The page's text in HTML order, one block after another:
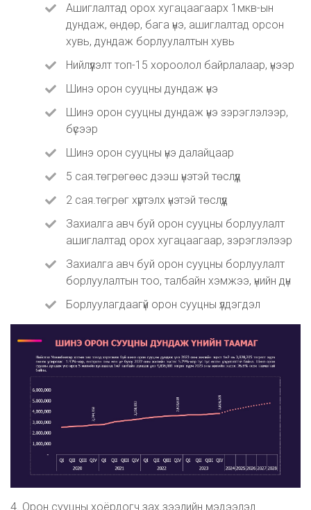
Ашиглалтад орох хугацаагаарх 1мкв-ын
дундаж, өндөр, бага үнэ, ашиглалтад орсон
хувь, дундаж борлуулалтын хувь
Нийлүүлэлт топ-15 хороолол байрлалаар, үнээр
Шинэ орон сууцны дундаж үнэ
Шинэ орон сууцны дундаж үнэ зэрэглэлээр,
бүсээр
Шинэ орон сууцны үнэ далайцаар
5 сая.төгрөгөөс дээш үнэтэй төслүүд
2 сая.төгрөг хүртэлх үнэтэй төслүүд
Захиалга авч буй орон сууцны борлуулалт
ашиглалтад орох хугацаагаар, зэрэглэлээр
Захиалга авч буй орон сууцны борлуулалт
борлуулалтын тоо, талбайн хэмжээ, үнийн дүн
Борлуулагдаагүй орон сууцны үлдэгдэл
4. Орон сууцны хоёрдогч зах зээлийн мэдээлэл